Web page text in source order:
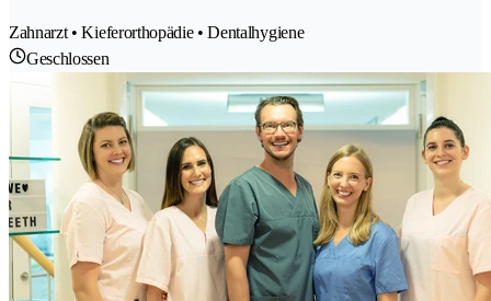
Zahnarzt • Kieferorthopädie • Dentalhygiene
Geschlossen